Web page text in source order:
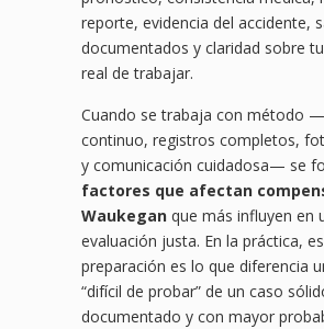
reporte, evidencia del accidente,
documentados y claridad sobre
real de trabajar.
Cuando se trabaja con método
continuo, registros completos,
y comunicación cuidadosa— se
factores que afectan
Waukegan que más influyen en
evaluación justa. En la práctica,
preparación es lo que diferencia
“difícil de probar” de un caso
documentado y con mayor